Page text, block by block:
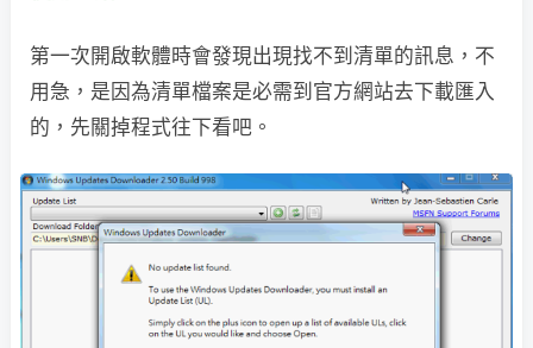
第一次開啟軟體時會發現出現找不到清單的訊息，不
用急，是因為清單檔案是必需到官方網站去下載匯入
的，先關掉程式往下看吧。